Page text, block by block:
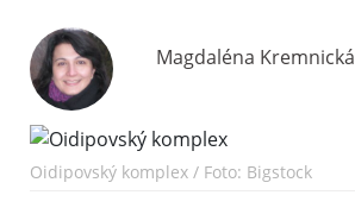
Magdaléna Kremnická
Oidipovský komplex / Foto: Bigstock